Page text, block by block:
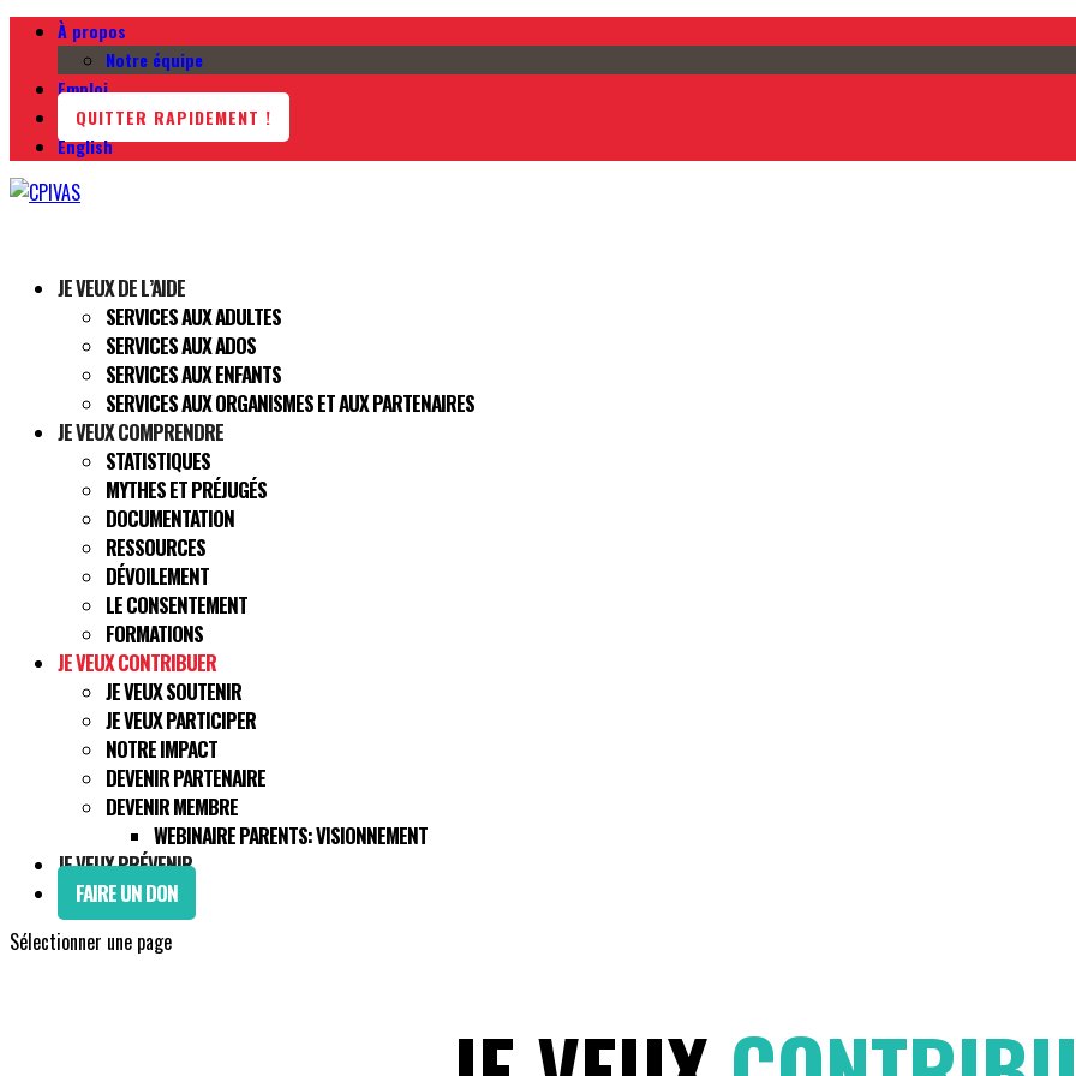
À propos
Notre équipe
Emploi
QUITTER RAPIDEMENT !
English
JE VEUX DE L’AIDE
SERVICES AUX ADULTES
SERVICES AUX ADOS
SERVICES AUX ENFANTS
SERVICES AUX ORGANISMES ET AUX PARTENAIRES
JE VEUX COMPRENDRE
STATISTIQUES
MYTHES ET PRÉJUGÉS
DOCUMENTATION
RESSOURCES
DÉVOILEMENT
LE CONSENTEMENT
FORMATIONS
JE VEUX CONTRIBUER
JE VEUX SOUTENIR
JE VEUX PARTICIPER
NOTRE IMPACT
DEVENIR PARTENAIRE
DEVENIR MEMBRE
WEBINAIRE PARENTS: VISIONNEMENT
JE VEUX PRÉVENIR
FAIRE UN DON
Sélectionner une page